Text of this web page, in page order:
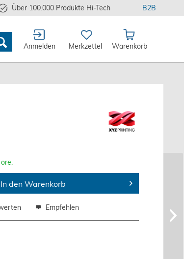
Über 100.000 Produkte Hi-Tech B2B
Anmelden Merkzettel Warenkorb
In den Warenkorb
Empfehlen